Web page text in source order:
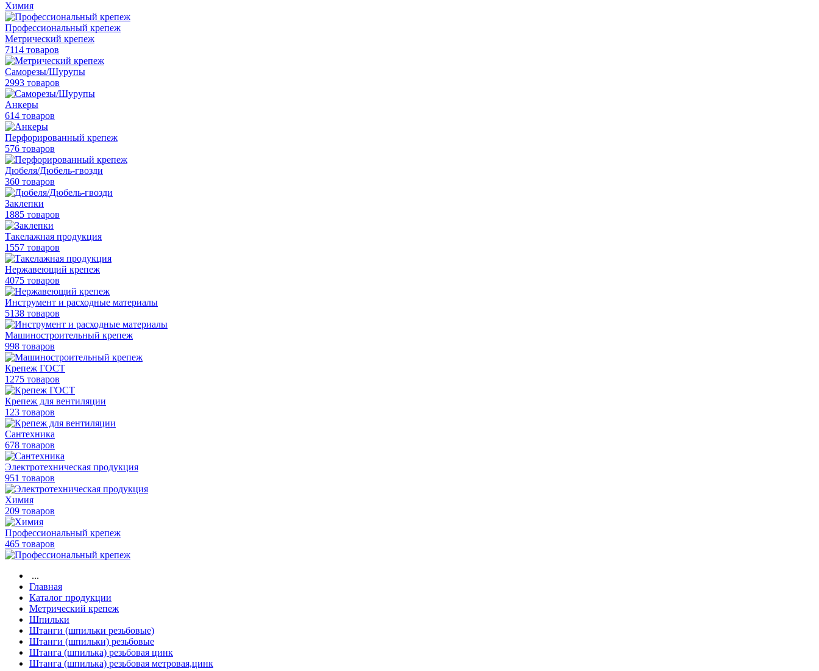
Химия
Профессиональный крепеж
Метрический крепеж
7114 товаров
Саморезы/Шурупы
2993 товаров
Анкеры
614 товаров
Перфорированный крепеж
576 товаров
Дюбеля/Дюбель-гвозди
360 товаров
Заклепки
1885 товаров
Такелажная продукция
1557 товаров
Нержавеющий крепеж
4075 товаров
Инструмент и расходные материалы
5138 товаров
Машиностроительный крепеж
998 товаров
Крепеж ГОСТ
1275 товаров
Крепеж для вентиляции
123 товаров
Сантехника
678 товаров
Электротехническая продукция
951 товаров
Химия
209 товаров
Профессиональный крепеж
465 товаров
...
Главная
Каталог продукции
Метрический крепеж
Шпильки
Штанги (шпильки резьбовые)
Штанги (шпильки) резьбовые
Штанга (шпилька) резьбовая цинк
Штанга (шпилька) резьбовая метровая,цинк